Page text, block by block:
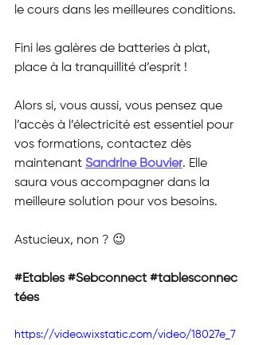
le cours dans les meilleures conditions.
Fini les galères de batteries à plat,
place à la tranquillité d’esprit !
Alors si, vous aussi, vous pensez que
l’accès à l’électricité est essentiel pour
vos formations, contactez dès
maintenant Sandrine Bouvier. Elle
saura vous accompagner dans la
meilleure solution pour vos besoins.
Astucieux, non ? 😉
#Etables #Sebconnect #tablesconnec
tées
https://video.wixstatic.com/video/18027e_7